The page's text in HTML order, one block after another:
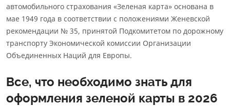
автомобильного страхования «Зеленая карта» основана в
мае 1949 года в соответствии с положениями Женевской
рекомендации № 35, принятой Подкомитетом по дорожному
транспорту Экономической комиссии Организации
Объединенных Наций для Европы.
Все, что необходимо знать для
оформления зеленой карты в 2026